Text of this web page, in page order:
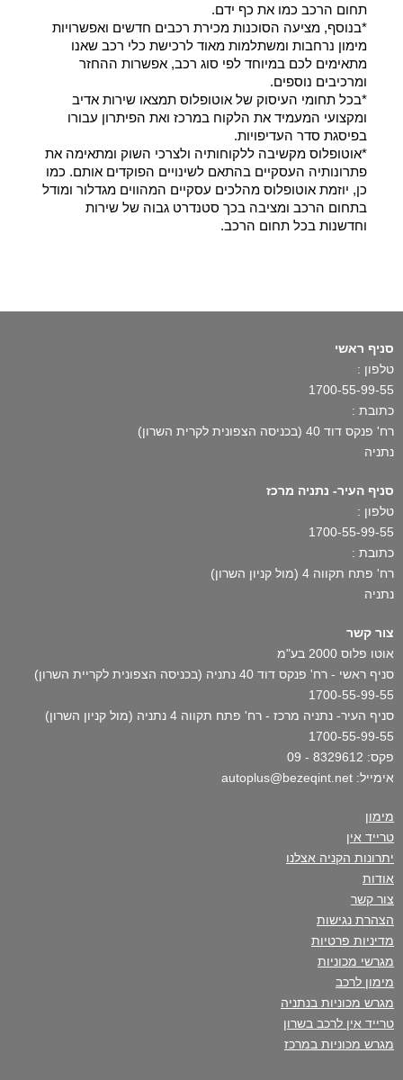
תחום הרכב כמו את כף ידם.
*בנוסף, מציעה הסוכנות מכירת רכבים חדשים ואפשרויות
מימון נרחבות ומשתלמות מאוד לרכישת כלי רכב שאנו
מתאימים לכם במיוחד לפי סוג רכב, אפשרות ההחזר
ומרכיבים נוספים.
*בכל תחומי העיסוק של אוטופלוס תמצאו שירות אדיב
ומקצועי המעמיד את הלקוח במרכז ואת הפיתרון עבורו
בפיסגת סדר העדיפויות.
*אוטופלוס מקשיבה ללקוחותיה ולצרכי השוק ומתאימה את
פתרונותיה העסקיים בהתאם לשינויים הפוקדים אותם. כמו
כן, יוזמת אוטופלוס מהלכים עסקיים המהווים מגדלור ומודל
בתחום הרכב ומציבה בכך סטנדרט גבוה של שירות
וחדשנות בכל תחום הרכב.
סניף ראשי
טלפון :
1700-55-99-55
כתובת :
רח' פנקס דוד 40 (בכניסה הצפונית לקרית השרון)
נתניה
סניף העיר- נתניה מרכז
טלפון :
1700-55-99-55
כתובת :
רח' פתח תקווה 4 (מול קניון השרון)
נתניה
צור קשר
אוטו פלוס 2000 בע"מ
סניף ראשי - רח' פנקס דוד 40 נתניה (בכניסה הצפונית לקריית השרון)
1700-55-99-55
סניף העיר- נתניה מרכז - רח' פתח תקווה 4 נתניה (מול קניון השרון)
1700-55-99-55
פקס: 8329612 - 09
אימייל: autoplus@bezeqint.net
מימון
טרייד אין
יתרונות הקניה אצלנו
אודות
צור קשר
הצהרת נגישות
מדיניות פרטיות
מגרשי מכוניות
מימון לרכב
מגרש מכוניות בנתניה
טרייד אין לרכב בשרון
מגרש מכוניות במרכז